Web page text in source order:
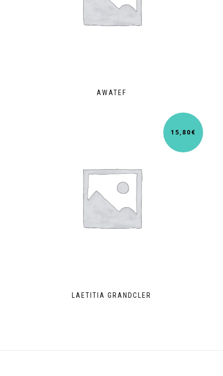
AWATEF
LAETITIA GRANDCLER
15,80€